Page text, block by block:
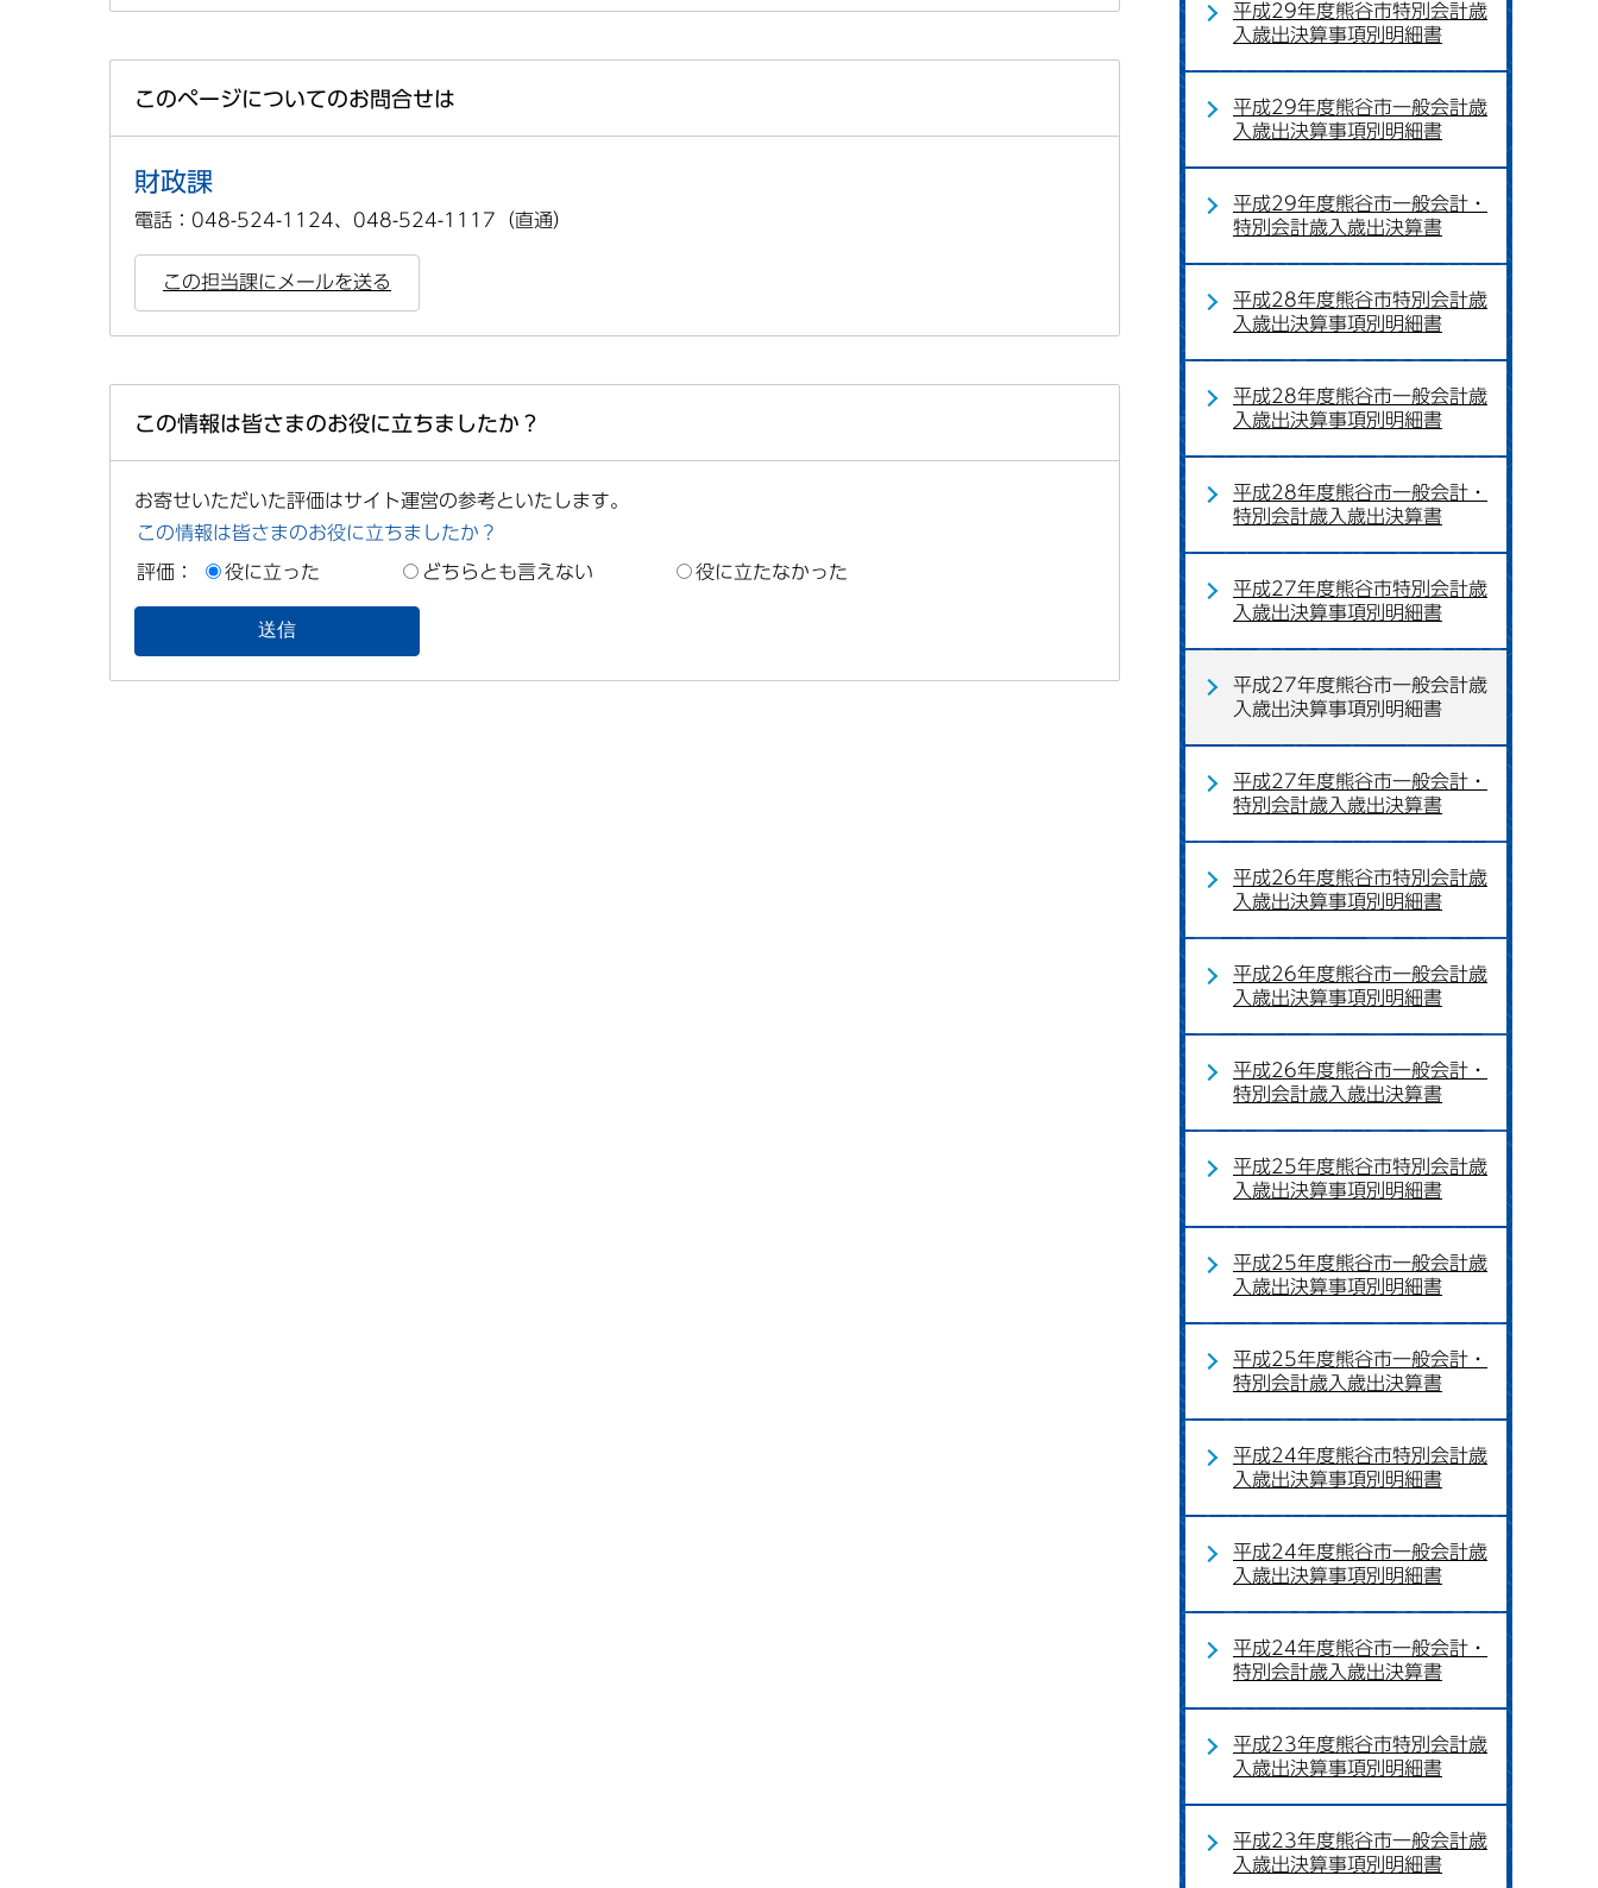
このページについてのお問合せは
財政課
電話：048-524-1124、048-524-1117（直通）
この担当課にメールを送る
この情報は皆さまのお役に立ちましたか？
お寄せいただいた評価はサイト運営の参考といたします。
この情報は皆さまのお役に立ちましたか？
評価： 役に立った どちらとも言えない 役に立たなかった
平成29年度熊谷市特別会計歳
入歳出決算事項別明細書
平成29年度熊谷市一般会計歳
入歳出決算事項別明細書
平成29年度熊谷市一般会計・
特別会計歳入歳出決算書
平成28年度熊谷市特別会計歳
入歳出決算事項別明細書
平成28年度熊谷市一般会計歳
入歳出決算事項別明細書
平成28年度熊谷市一般会計・
特別会計歳入歳出決算書
平成27年度熊谷市特別会計歳
入歳出決算事項別明細書
平成27年度熊谷市一般会計歳
入歳出決算事項別明細書
平成27年度熊谷市一般会計・
特別会計歳入歳出決算書
平成26年度熊谷市特別会計歳
入歳出決算事項別明細書
平成26年度熊谷市一般会計歳
入歳出決算事項別明細書
平成26年度熊谷市一般会計・
特別会計歳入歳出決算書
平成25年度熊谷市特別会計歳
入歳出決算事項別明細書
平成25年度熊谷市一般会計歳
入歳出決算事項別明細書
平成25年度熊谷市一般会計・
特別会計歳入歳出決算書
平成24年度熊谷市特別会計歳
入歳出決算事項別明細書
平成24年度熊谷市一般会計歳
入歳出決算事項別明細書
平成24年度熊谷市一般会計・
特別会計歳入歳出決算書
平成23年度熊谷市特別会計歳
入歳出決算事項別明細書
平成23年度熊谷市一般会計歳
入歳出決算事項別明細書